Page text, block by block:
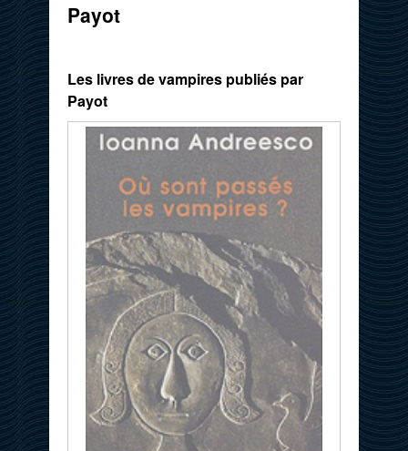
Payot
Les livres de vampires publiés par
Payot